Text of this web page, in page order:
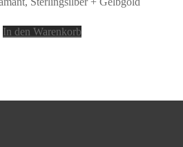
In den Warenkorb